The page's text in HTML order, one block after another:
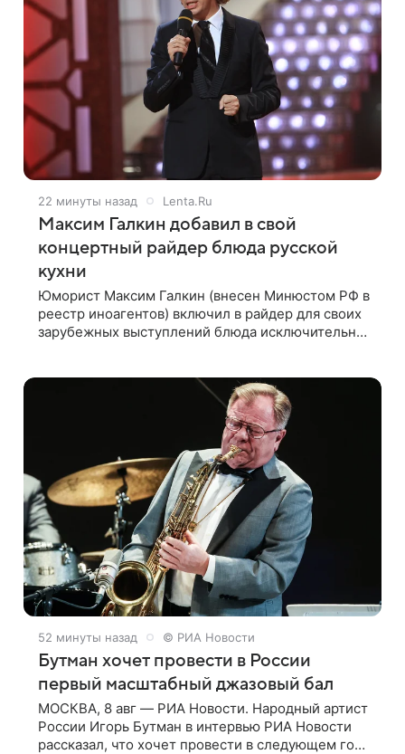
22 минуты назад Lenta.Ru
Максим Галкин добавил в свой
концертный райдер блюда русской
кухни
Юморист Максим Галкин (внесен Минюстом РФ в
реестр иноагентов) включил в райдер для своих
зарубежных выступлений блюда исключительно
52 минуты назад © РИА Новости
Бутман хочет провести в России
первый масштабный джазовый бал
МОСКВА, 8 авг — РИА Новости. Народный артист
России Игорь Бутман в интервью РИА Новости
рассказал, что хочет провести в следующем году